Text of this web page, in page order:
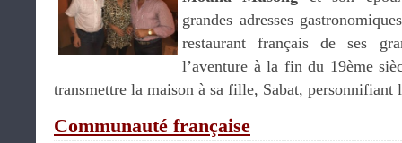
grandes adresses
restaurant français de ses
l’aventure à la fin du 19ème
transmettre la maison à sa fille, Sabat, personnifiant
Communauté française